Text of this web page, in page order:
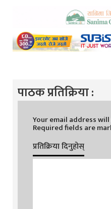
पाठक प्रतिक्रिया :
Your email address
Required fields are
प्रतिक्रिया दिनुहोस्